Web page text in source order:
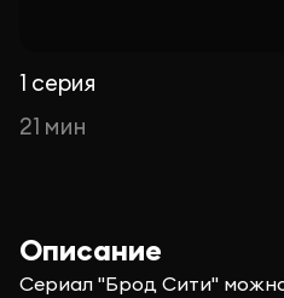
1 серия
21 мин
Описание
Сериал "Брод Сити"